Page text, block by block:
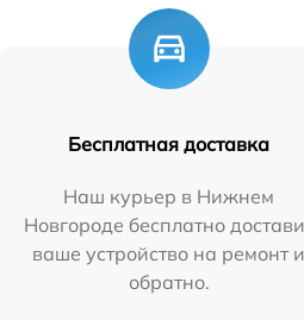
Бесплатная доставка
Наш курьер в Нижнем
Новгороде бесплатно
ваше устройство на ремонт и
обратно.